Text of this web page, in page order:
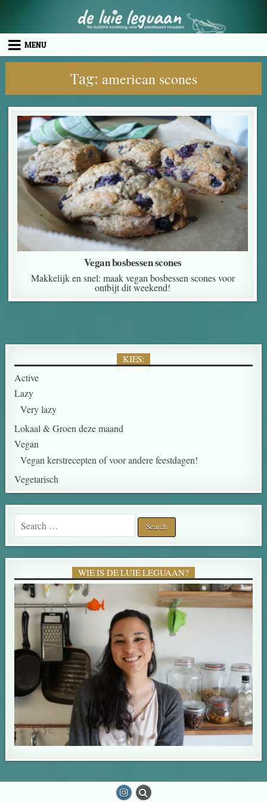
MENU
Tag: american scones
Vegan bosbessen scones
Makkelijk en snel: maak vegan bosbessen scones voor
ontbijt dit weekend!
KIES:
Active
Lazy
Very lazy
Lokaal & Groen deze maand
Vegan
Vegan kerstrecepten of voor andere feestdagen!
Vegetarisch
Search for:
WIE IS DE LUIE LEGUAAN?